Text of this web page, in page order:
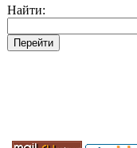
Найти: